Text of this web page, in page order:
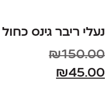
נעלי ריבר גינס כחול
₪150.00
₪45.00